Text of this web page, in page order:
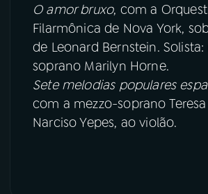
O amor bruxo, com a
Filarmônica de Nova York,
de Leonard Bernstein.
soprano Marilyn Horne.
Sete melodias populares
com a mezzo-soprano
Narciso Yepes, ao violão.